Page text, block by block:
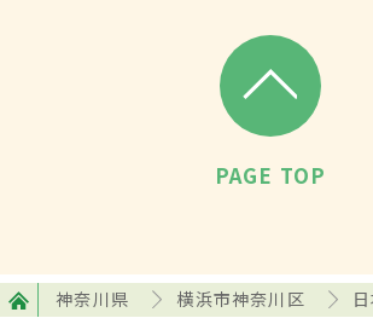
PAGE TOP
神奈川県 横浜市神奈川区